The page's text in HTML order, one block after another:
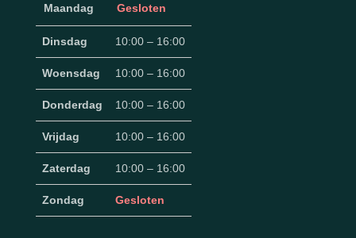
Maandag Gesloten
Dinsdag 10:00 – 16:00
Woensdag 10:00 – 16:00
Donderdag 10:00 – 16:00
Vrijdag 10:00 – 16:00
Zaterdag 10:00 – 16:00
Zondag Gesloten